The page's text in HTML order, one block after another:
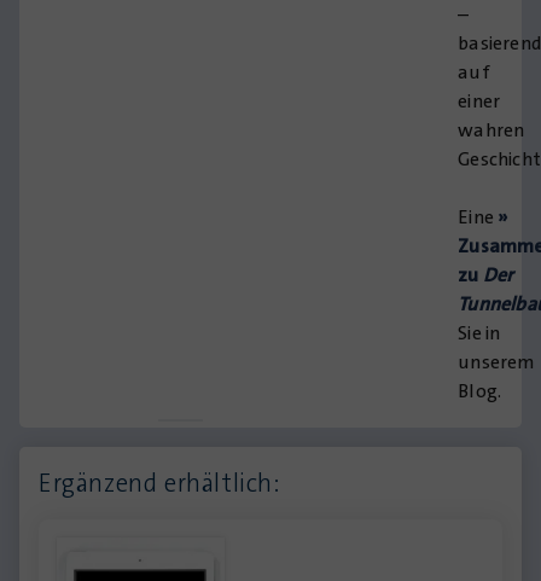
–
basierend
auf
einer
wahren
Eine »
zu Der
Sie in
unserem
Blog.
Ergänzend erhältlich: